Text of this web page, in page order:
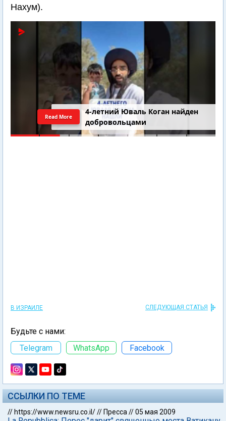
Нахум).
4-летний Юваль Коган найден
добровольцами
Read More
В ИЗРАИЛЕ СЛЕДУЮЩАЯ СТАТЬЯ
Будьте с нами:
Telegram
WhatsApp Facebook
ССЫЛКИ ПО ТЕМЕ
// https://www.newsru.co.il/// Пресса //05 мая 2009